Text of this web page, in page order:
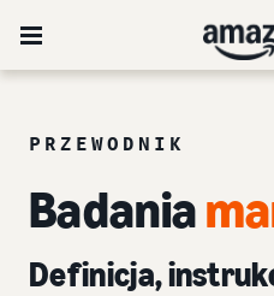
PRZEWODNIK
Badania
Definicja,